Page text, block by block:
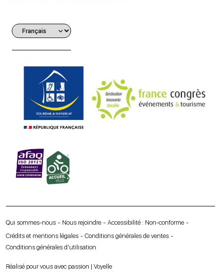
Qui sommes-nous Nous rejoindre
Accessibilité : Non-conforme
Crédits et mentions légales
Conditions générales de ventes
Conditions générales d’utilisation
Réalisé pour vous avec passion | Voyelle